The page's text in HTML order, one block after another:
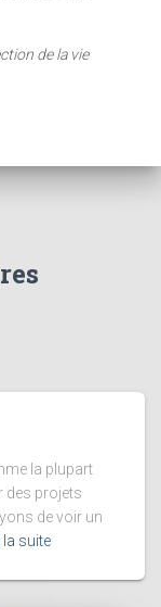
de la vie
la plupart
des projets
de voir un
la suite